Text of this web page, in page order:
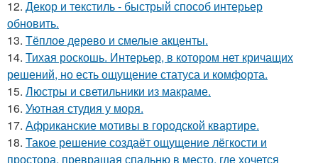
12. Декор и текстиль - быстрый способ интерьер
обновить.
13. Тёплое дерево и смелые акценты.
14. Тихая роскошь. Интерьер, в котором нет кричащих
решений, но есть ощущение статуса и комфорта.
15. Люстры и светильники из макраме.
16. Уютная студия у моря.
17. Африканские мотивы в городской квартире.
18. Такое решение создаёт ощущение лёгкости и
простора, превращая спальню в место, где хочется